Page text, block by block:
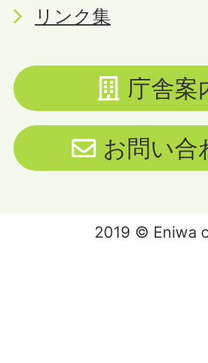
リンク集
庁舎案
お問い合
2019 © Eniwa